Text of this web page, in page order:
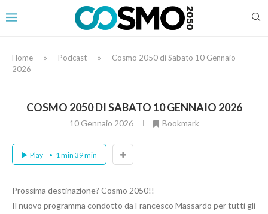
Home » Podcast »
Cosmo 2050 di Sabato 10 Gennaio
2026
COSMO 2050 DI SABATO 10 GENNAIO 2026
10 Gennaio 2026 Bookmark
Play 1 min 39 min
Prossima destinazione? Cosmo 2050!!
Il nuovo programma condotto da Francesco Massardo per tutti gli